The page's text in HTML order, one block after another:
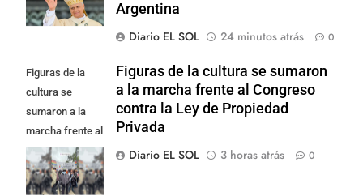
Argentina
Diario EL SOL
24 minutos atrás 0
Figuras de la
cultura se
sumaron a la
marcha frente al
Congreso contra
la Ley de
Propiedad
Figuras de la cultura se sumaron
a la marcha frente al Congreso
contra la Ley de Propiedad
Privada
Diario EL SOL
3 horas atrás 0